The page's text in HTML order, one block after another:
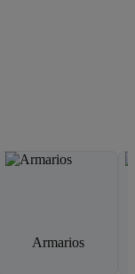
Armarios